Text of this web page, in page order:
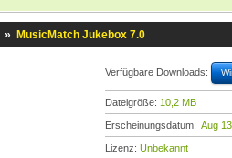
» MusicMatch Jukebox 7.0
Verfügbare Downloads:
Dateigröße: 10,2 MB
Erscheinungsdatum: Aug
Lizenz: Unbekannt